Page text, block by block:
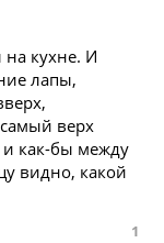
кухне. И
лапы,
верх
и как-бы между
видно, какой
1